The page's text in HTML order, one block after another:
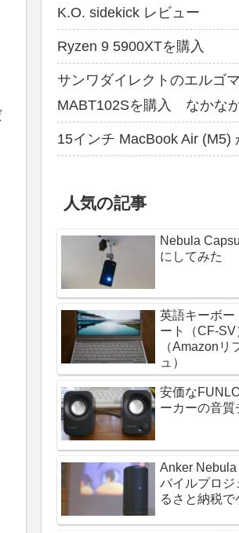
K.O. sidekick レビュー
Ryzen 9 5900XTを購入
サンワダイレクトのエルゴ
MABT102Sを購入 なかなか
15インチ MacBook Air (M5)
人気の記事
Nebula
にしてみた
英語キーボー
ート（CF-SV
（Amazonリ
ュ）
安価な
ーカーの音質
Anker
バイルプロジ
るさと納税で